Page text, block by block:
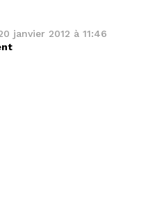
janvier 2012 à 11:46